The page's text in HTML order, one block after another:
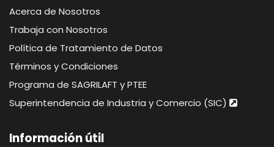
Acerca de Nosotros
Trabaja con Nosotros
Política de Tratamiento de Datos
Términos y Condiciones
Programa de SAGRILAFT y PTEE
Superintendencia de Industria y Comercio (SIC)
Información útil​​​